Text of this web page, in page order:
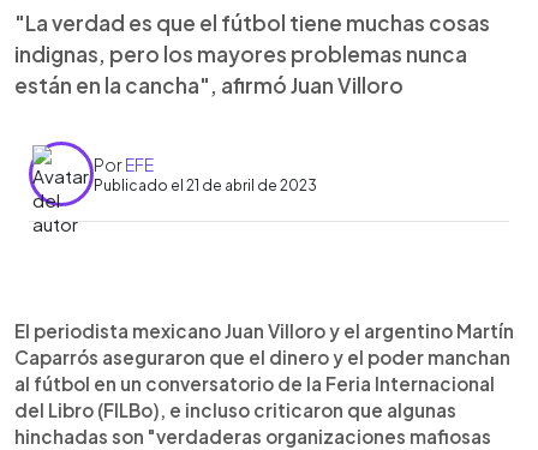
"La verdad es que el fútbol tiene muchas cosas
indignas, pero los mayores problemas nunca
están en la cancha", afirmó Juan Villoro
PorEFE
Publicado el 21 de abril de 2023
Escuchar artículo
El periodista mexicano Juan Villoro y el argentino Martín
Caparrós aseguraron que el dinero y el poder manchan
al fútbol en un conversatorio de la Feria Internacional
del Libro (FILBo), e incluso criticaron que algunas
hinchadas son "verdaderas organizaciones mafiosas